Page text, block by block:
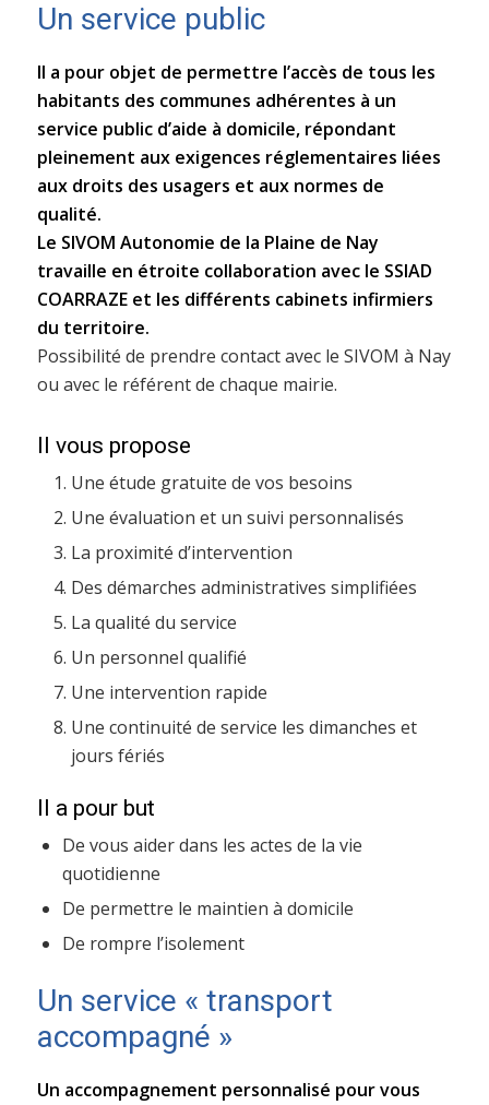
Un service public
Il a pour objet de permettre l’accès de tous les
habitants des communes adhérentes à un
service public d’aide à domicile, répondant
pleinement aux exigences réglementaires liées
aux droits des usagers et aux normes de
qualité.
Le SIVOM Autonomie de la Plaine de Nay
travaille en étroite collaboration avec le SSIAD
COARRAZE et les différents cabinets infirmiers
du territoire.
Possibilité de prendre contact avec le SIVOM à Nay
ou avec le référent de chaque mairie.
Il vous propose
Une étude gratuite de vos besoins
Une évaluation et un suivi personnalisés
La proximité d’intervention
Des démarches administratives simplifiées
La qualité du service
Un personnel qualifié
Une intervention rapide
Une continuité de service les dimanches et
jours fériés
Il a pour but
De vous aider dans les actes de la vie
quotidienne
De permettre le maintien à domicile
De rompre l’isolement
Un service « transport
accompagné »
Un accompagnement personnalisé pour vous